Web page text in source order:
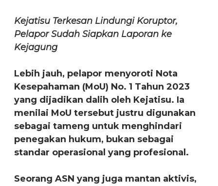
Kejatisu Terkesan Lindungi Koruptor,
Pelapor Sudah Siapkan Laporan ke
Kejagung
Lebih jauh, pelapor menyoroti Nota
Kesepahaman (MoU) No. 1 Tahun 2023
yang dijadikan dalih oleh Kejatisu. Ia
menilai MoU tersebut justru digunakan
sebagai tameng untuk menghindari
penegakan hukum, bukan sebagai
standar operasional yang profesional.
Seorang ASN yang juga mantan aktivis,